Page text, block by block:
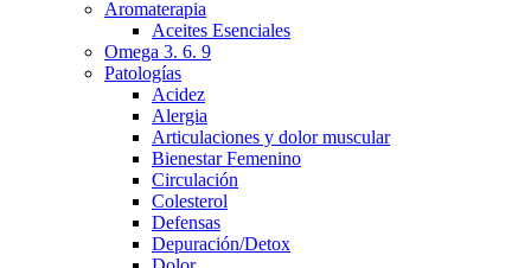
Aromaterapia
Aceites Esenciales
Omega 3. 6. 9
Patologías
Acidez
Alergia
Articulaciones y dolor muscular
Bienestar Femenino
Circulación
Colesterol
Defensas
Depuración/Detox